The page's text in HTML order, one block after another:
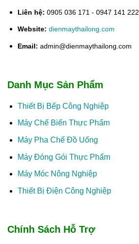
Liên hệ: 0905 036 171 - 0947 141 222
Website: dienmaythailong.com
Email: admin@dienmaythailong.com
Danh Mục Sản Phẩm
Thiết Bị Bếp Công Nghiệp
Máy Chế Biến Thực Phẩm
Máy Pha Chế Đồ Uống
Máy Đóng Gói Thực Phẩm
Máy Móc Nông Nghiệp
Thiết Bị Điện Công Nghiệp
Chính Sách Hỗ Trợ